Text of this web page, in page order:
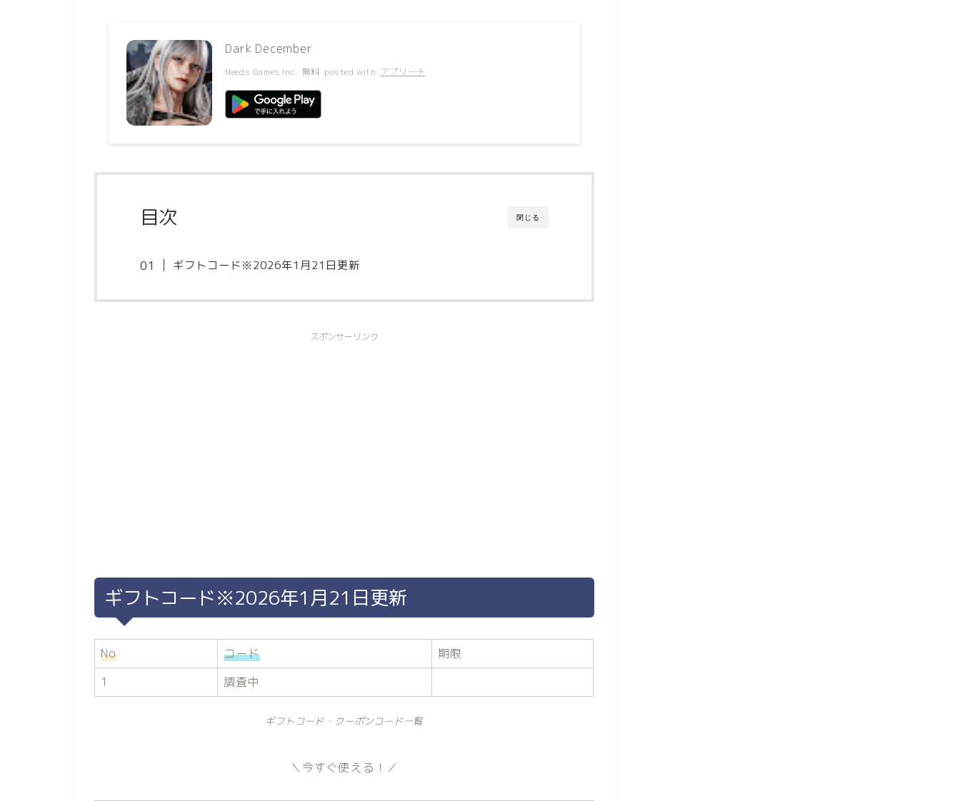
Dark December
Needs Games Inc. 無料 posted with アプリーチ
閉じる
目次
ギフトコード※2026年1月21日更新
スポンサーリンク
ギフトコード※2026年1月21日更新
No コード
期限
1
調査中
ギフトコード・クーポンコード一覧
＼今すぐ使える！／